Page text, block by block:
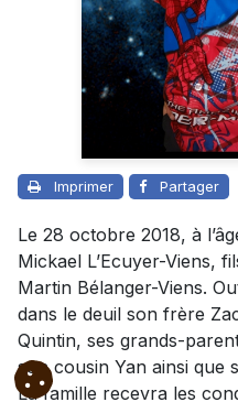
Imprimer Partager
Le 28 octobre 2018, à
Mickael L’Ecuyer-Viens,
Martin Bélanger-Viens.
dans le deuil son frère
Quintin, ses grands-
son cousin Yan ainsi que
La famille recevra les